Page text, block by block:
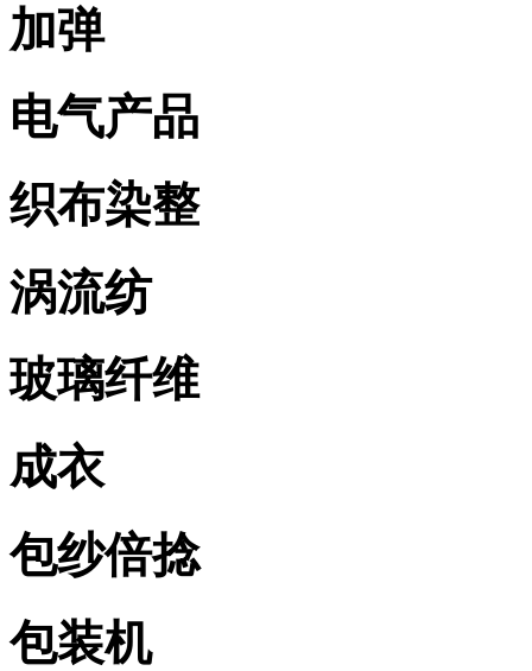
加弹
电气产品
织布染整
涡流纺
玻璃纤维
成衣
包纱倍捻
包装机